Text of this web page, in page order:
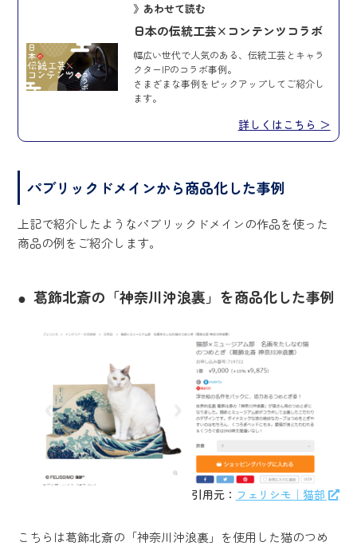
》あわせて読む
日本の伝統工芸×コンテンツコラボ
幅広い世代で人気のある、伝統工芸とキャラ
クターIPのコラボ事例。
さまざまな事例をピックアップしてご紹介し
ます。
詳しくはこちら ＞
パブリックドメインから商品化した事例
上記で紹介したようなパブリックドメインの作品を使った
商品の例をご紹介します。
葛飾北斎の「神奈川沖浪裏」を商品化した事例
引用元： フェリシモ｜猫部
こちらは葛飾北斎の「神奈川沖浪裏」を使用した猫のつめ